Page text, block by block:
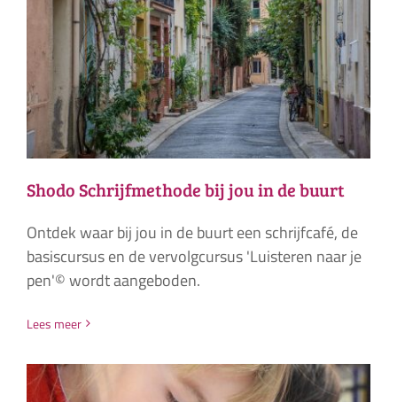
Shodo Schrijfmethode bij jou in de buurt
Ontdek waar bij jou in de buurt een schrijfcafé, de
basiscursus en de vervolgcursus 'Luisteren naar je
pen'© wordt aangeboden.
Lees meer